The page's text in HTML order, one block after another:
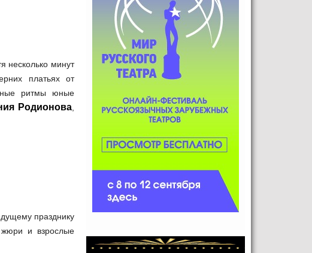
несколько минут
платьях от
ритмы юные
Родионова
празднику
и взрослые